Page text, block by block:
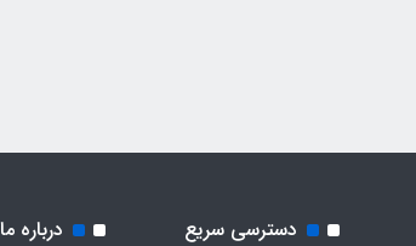
دسترسی سریع درباره ما